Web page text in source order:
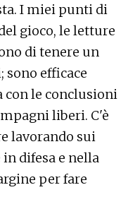
I miei punti di
gioco, le letture
di tenere un
efficace
le conclusioni
liberi. C'è
lavorando sui
difesa e nella
per fare